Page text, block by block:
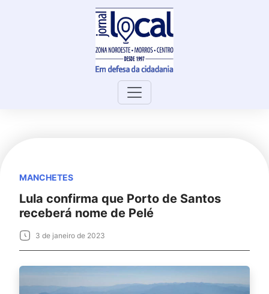
MANCHETES
Lula confirma que Porto de Santos
receberá nome de Pelé
3 de janeiro de 2023